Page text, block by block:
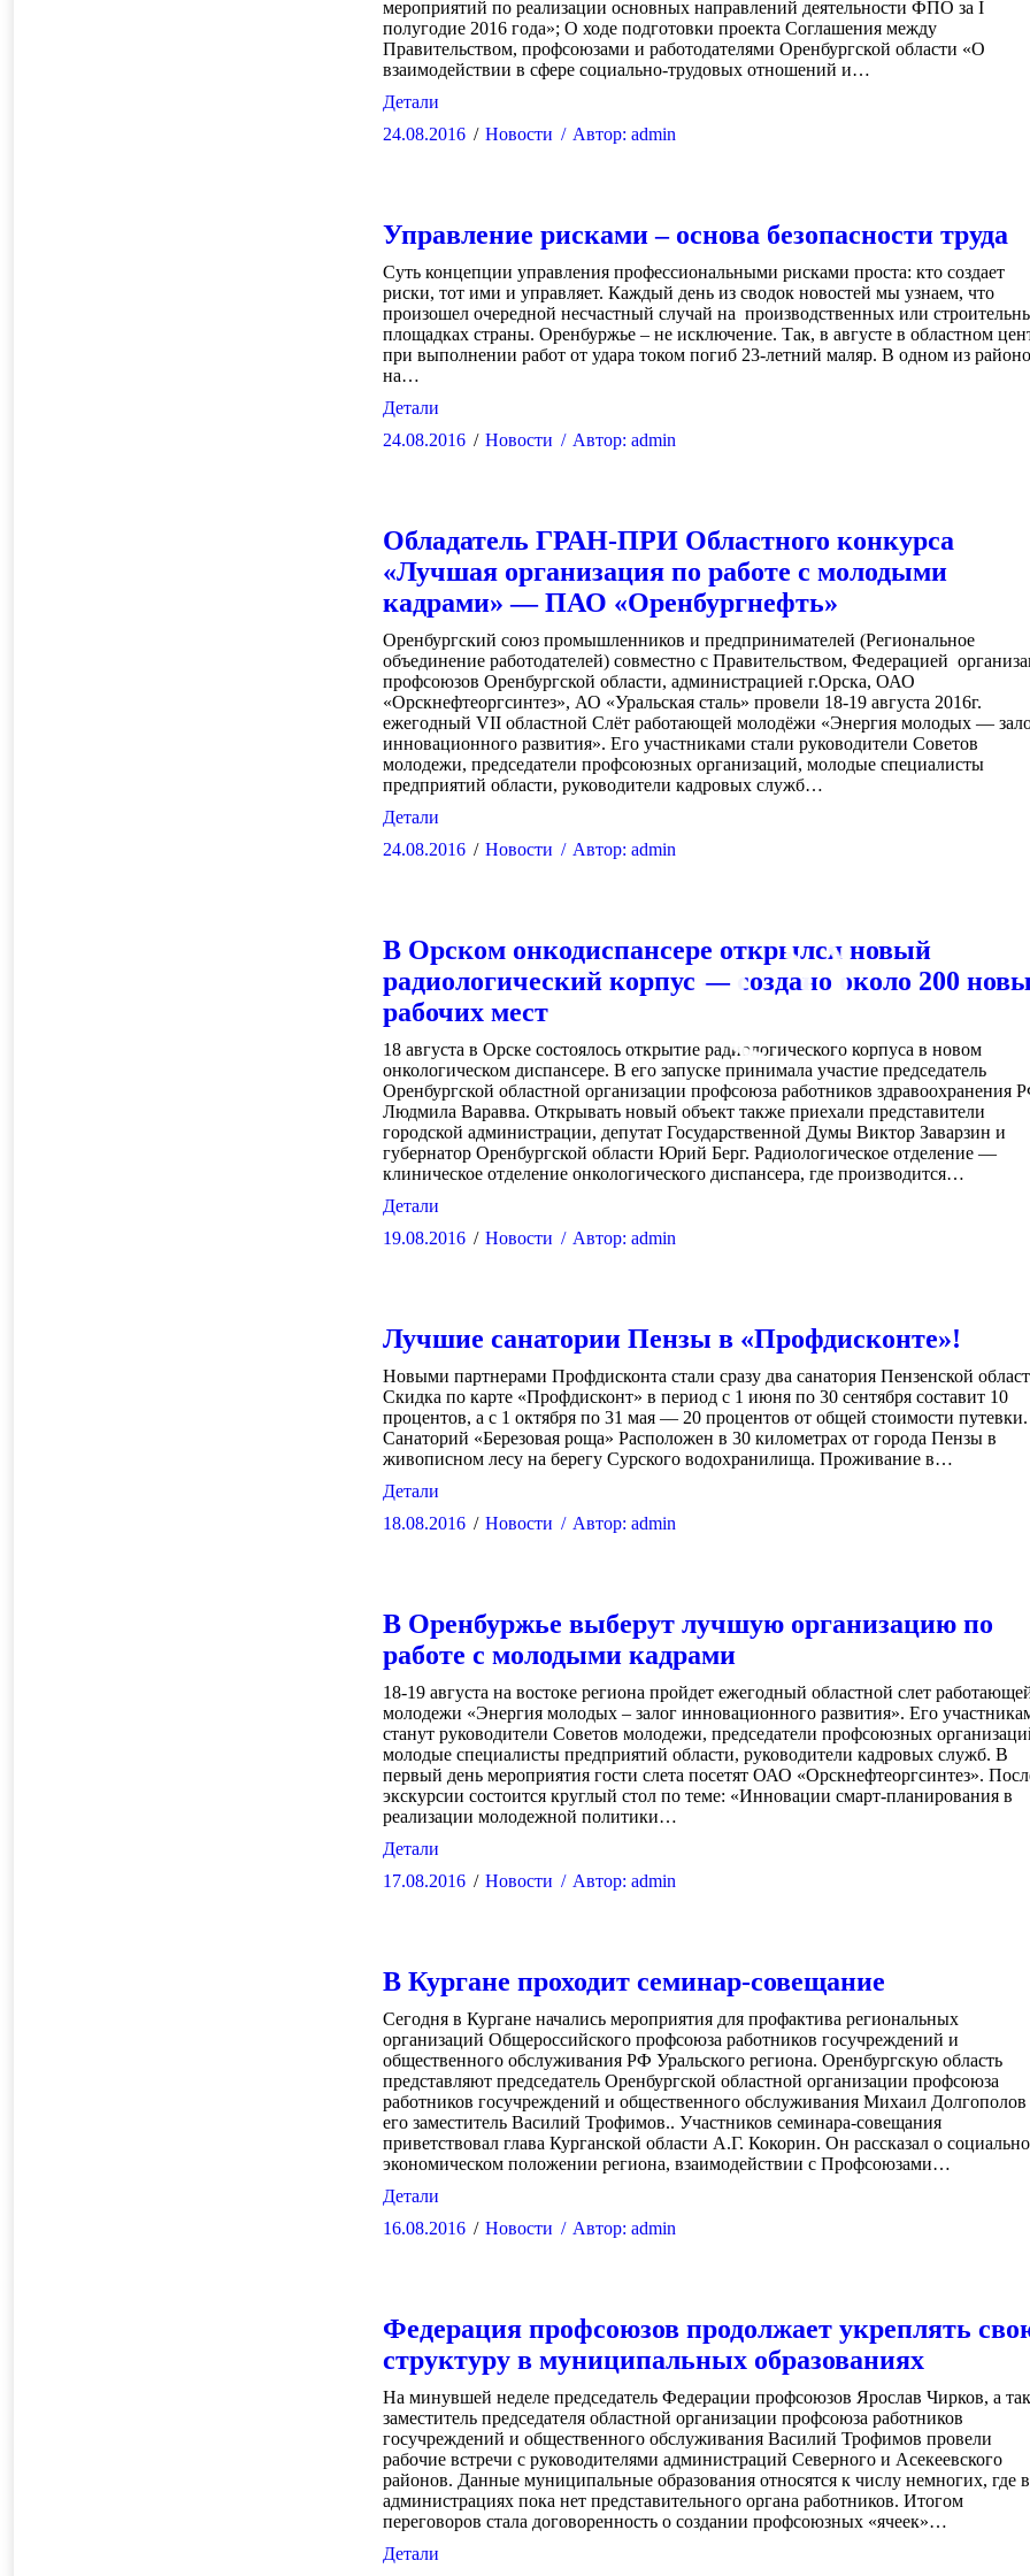
мероприятий по реализации основных направлений деятельности ФПО за I
полугодие 2016 года»; О ходе подготовки проекта Соглашения между
Правительством, профсоюзами и работодателями Оренбургской области «О
взаимодействии в сфере социально-трудовых отношений и…
Детали
24.08.2016
Новости Автор:admin
Управление рисками – основа безопасности труда
Суть концепции управления профессиональными рисками проста: кто создает
риски, тот ими и управляет. Каждый день из сводок новостей мы узнаем, что
произошел очередной несчастный случай на производственных или
площадках страны. Оренбуржье – не исключение. Так, в августе в областном
при выполнении работ от удара током погиб 23-летний маляр. В одном из
на…
Детали
24.08.2016
Новости Автор:admin
Обладатель ГРАН-ПРИ Областного конкурса
«Лучшая организация по работе с молодыми
кадрами» — ПАО «Оренбургнефть»
Оренбургский союз промышленников и предпринимателей (Региональное
объединение работодателей) совместно с Правительством, Федерацией
профсоюзов Оренбургской области, администрацией г.Орска, ОАО
«Орскнефтеоргсинтез», АО «Уральская сталь» провели 18-19 августа 2016г.
ежегодный VII областной Слёт работающей молодёжи «Энергия молодых —
инновационного развития». Его участниками стали руководители Советов
молодежи, председатели профсоюзных организаций, молодые специалисты
предприятий области, руководители кадровых служб…
Детали
24.08.2016
Новости Автор:admin
В Орском онкодиспансере открылся новый
радиологический корпус — создано около 200
рабочих мест
18 августа в Орске состоялось открытие радиологического корпуса в новом
онкологическом диспансере. В его запуске принимала участие председатель
Оренбургской областной организации профсоюза работников здравоохранения
Людмила Варавва. Открывать новый объект также приехали представители
городской администрации, депутат Государственной Думы Виктор Заварзин и
губернатор Оренбургской области Юрий Берг. Радиологическое отделение —
клиническое отделение онкологического диспансера, где производится…
Детали
19.08.2016
Новости Автор:admin
Лучшие санатории Пензы в «Профдисконте»!
Новыми партнерами Профдисконта стали сразу два санатория Пензенской
Скидка по карте «Профдисконт» в период с 1 июня по 30 сентября составит 10
процентов, а с 1 октября по 31 мая — 20 процентов от общей стоимости путевки.
Санаторий «Березовая роща» Расположен в 30 километрах от города Пензы в
живописном лесу на берегу Сурского водохранилища. Проживание в…
Детали
18.08.2016
Новости Автор:admin
В Оренбуржье выберут лучшую организацию по
работе с молодыми кадрами
18-19 августа на востоке региона пройдет ежегодный областной слет
молодежи «Энергия молодых – залог инновационного развития». Его
станут руководители Советов молодежи, председатели профсоюзных
молодые специалисты предприятий области, руководители кадровых служб. В
первый день мероприятия гости слета посетят ОАО «Орскнефтеоргсинтез».
экскурсии состоится круглый стол по теме: «Инновации смарт-планирования в
реализации молодежной политики…
Детали
17.08.2016
Новости Автор:admin
В Кургане проходит семинар-совещание
Сегодня в Кургане начались мероприятия для профактива региональных
организаций Общероссийского профсоюза работников госучреждений и
общественного обслуживания РФ Уральского региона. Оренбургскую область
представляют председатель Оренбургской областной организации профсоюза
работников госучреждений и общественного обслуживания Михаил Долгополов
его заместитель Василий Трофимов.. Участников семинара-совещания
приветствовал глава Курганской области А.Г. Кокорин. Он рассказал о
экономическом положении региона, взаимодействии с Профсоюзами…
Детали
16.08.2016
Новости Автор:admin
Федерация профсоюзов продолжает укреплять
структуру в муниципальных образованиях
На минувшей неделе председатель Федерации профсоюзов Ярослав Чирков, а
заместитель председателя областной организации профсоюза работников
госучреждений и общественного обслуживания Василий Трофимов провели
рабочие встречи с руководителями администраций Северного и Асекеевского
районов. Данные муниципальные образования относятся к числу немногих, где в
администрациях пока нет представительного органа работников. Итогом
переговоров стала договоренность о создании профсоюзных «ячеек»…
Детали